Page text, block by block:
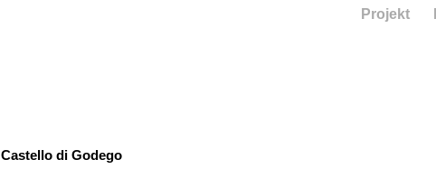
Castello di Godego
Projekt